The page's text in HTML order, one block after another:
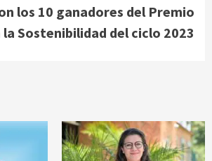
los 10 ganadores del Premio
la Sostenibilidad del ciclo 2023